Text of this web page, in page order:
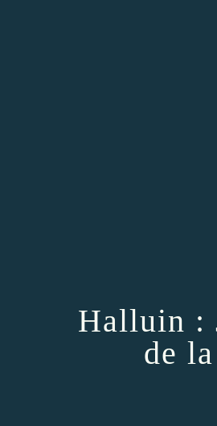
Halluin :
de